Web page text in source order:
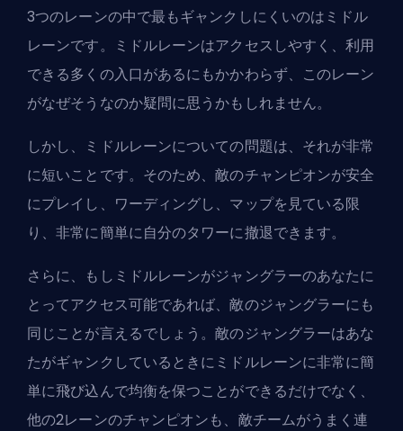
3つのレーンの中で最もギャンクしにくいのはミドル
レーンです。ミドルレーンはアクセスしやすく、利用
できる多くの入口があるにもかかわらず、このレーン
がなぜそうなのか疑問に思うかもしれません。
しかし、ミドルレーンについての問題は、それが非常
に短いことです。そのため、敵のチャンピオンが安全
にプレイし、ワーディングし、マップを見ている限
り、非常に簡単に自分のタワーに撤退できます。
さらに、もしミドルレーンがジャングラーのあなたに
とってアクセス可能であれば、敵のジャングラーにも
同じことが言えるでしょう。敵のジャングラーはあな
たがギャンクしているときにミドルレーンに非常に簡
単に飛び込んで均衡を保つことができるだけでなく、
他の2レーンのチャンピオンも、敵チームがうまく連